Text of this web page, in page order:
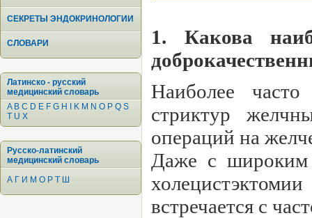
СЕКРЕТЫ ЭНДОКРИНОЛОГИИ
СЛОВАРИ
Латинско - русский
медицинский словарь
A B C D E F G H K M N O P Q S
T U X
Русско-латинский
медицинский словарь
А Г И М О Р Т Ш
1. Какова
Наиболее часто
стриктур
операций на
Даже с широким
встречается с